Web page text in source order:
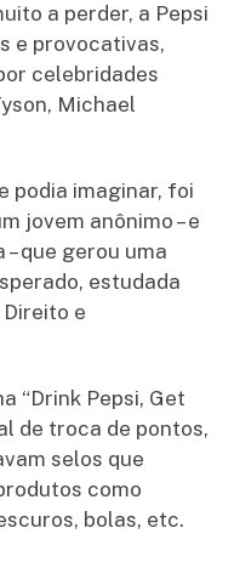
a perder, a Pepsi
e provocativas,
celebridades
Michael
podia imaginar, foi
jovem anônimo – e
que gerou uma
estudada
e
“Drink Pepsi, Get
de troca de pontos,
selos que
como
bolas, etc.